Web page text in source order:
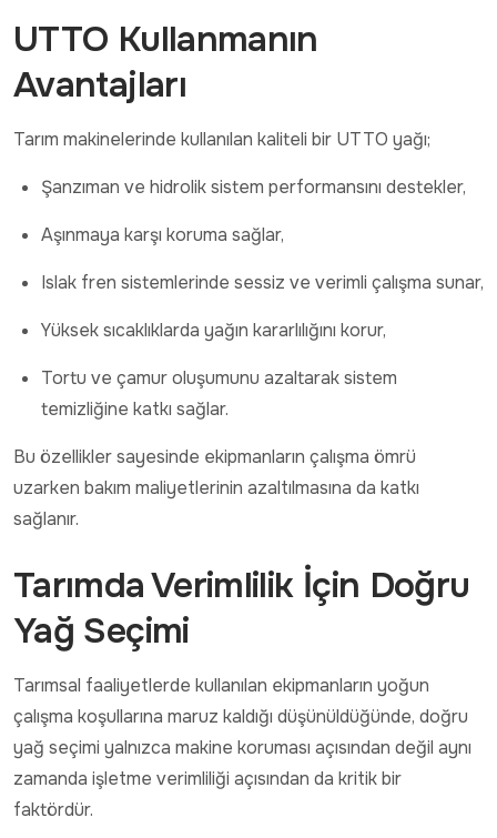
UTTO Kullanmanın
Avantajları
Tarım makinelerinde kullanılan kaliteli bir UTTO yağı;
Şanzıman ve hidrolik sistem performansını destekler,
Aşınmaya karşı koruma sağlar,
Islak fren sistemlerinde sessiz ve verimli çalışma sunar,
Yüksek sıcaklıklarda yağın kararlılığını korur,
Tortu ve çamur oluşumunu azaltarak sistem
temizliğine katkı sağlar.
Bu özellikler sayesinde ekipmanların çalışma ömrü
uzarken bakım maliyetlerinin azaltılmasına da katkı
sağlanır.
Tarımda Verimlilik İçin Doğru
Yağ Seçimi
Tarımsal faaliyetlerde kullanılan ekipmanların yoğun
çalışma koşullarına maruz kaldığı düşünüldüğünde, doğru
yağ seçimi yalnızca makine koruması açısından değil aynı
zamanda işletme verimliliği açısından da kritik bir
faktördür.